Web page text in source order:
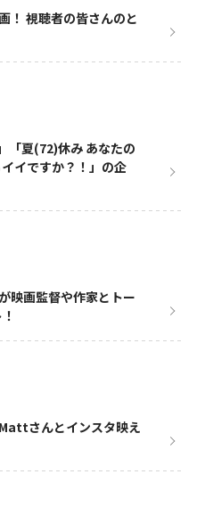
！ 視聴者の皆さんのと
「夏(72)休み あなたの
イですか？！」の企
映画監督や作家とトー
さんとインスタ映え